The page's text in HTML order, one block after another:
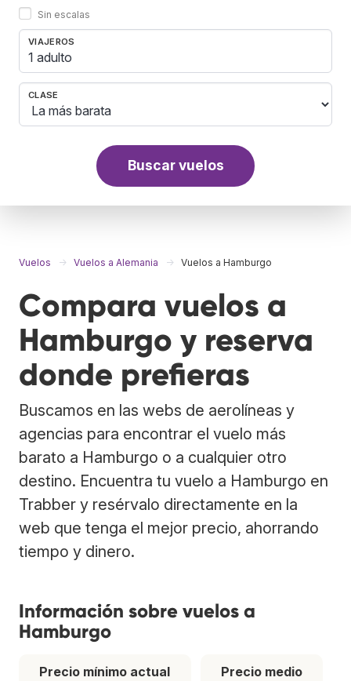
Sin escalas
VIAJEROS
1 adulto
CLASE
Buscar vuelos
Vuelos Vuelos a Alemania Vuelos a Hamburgo
Compara vuelos a
Hamburgo y reserva
donde prefieras
Buscamos en las webs de aerolíneas y
agencias para encontrar el vuelo más
barato a Hamburgo o a cualquier otro
destino. Encuentra tu vuelo a Hamburgo en
Trabber y resérvalo directamente en la
web que tenga el mejor precio, ahorrando
tiempo y dinero.
Información sobre vuelos a
Hamburgo
Precio mínimo actual
Precio medio